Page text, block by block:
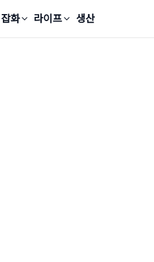
잡화 라이프 생산